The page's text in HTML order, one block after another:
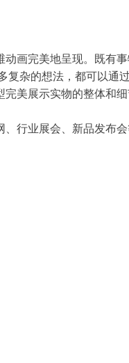
画完美地呈现。既有
杂的想法，都可以通
美展示实物的整体和
行业展会、新品发布